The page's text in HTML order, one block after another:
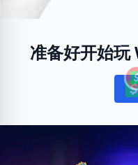
准备好开始玩